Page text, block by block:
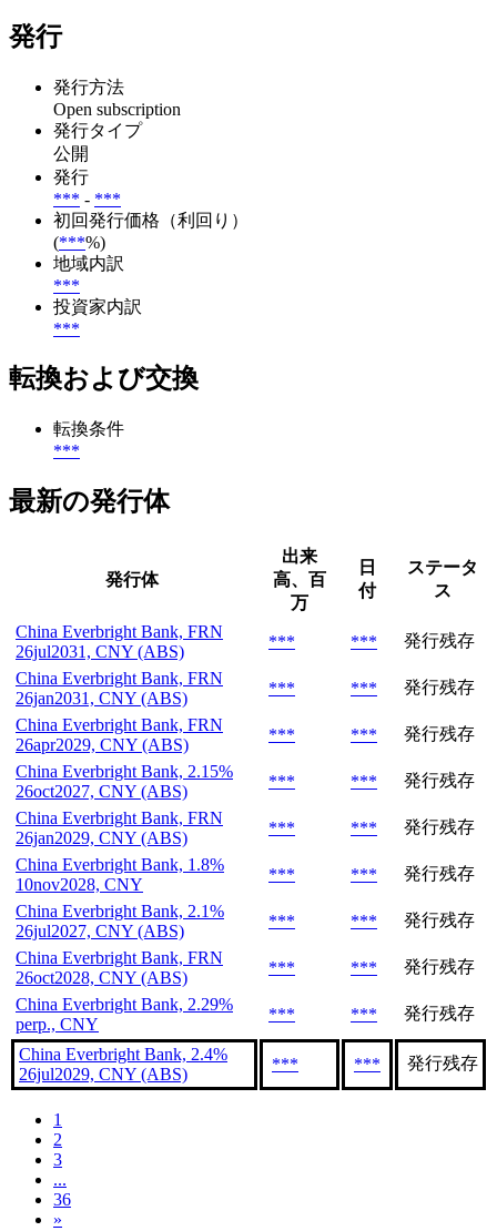
発行
発行方法
Open subscription
発行タイプ
公開
発行
*** - ***
初回発行価格（利回り）
(***%)
地域内訳
***
投資家内訳
***
転換および交換
転換条件
***
最新の発行体
発行体
出来
高、百
万
日
付
ステータ
ス
China Everbright Bank, FRN
26jul2031, CNY (ABS)
*** ***
発行残存
China Everbright Bank, FRN
26jan2031, CNY (ABS)
*** ***
発行残存
China Everbright Bank, FRN
26apr2029, CNY (ABS)
*** ***
発行残存
China Everbright Bank, 2.15%
26oct2027, CNY (ABS)
*** ***
発行残存
China Everbright Bank, FRN
26jan2029, CNY (ABS)
*** ***
発行残存
China Everbright Bank, 1.8%
10nov2028, CNY
*** ***
発行残存
China Everbright Bank, 2.1%
26jul2027, CNY (ABS)
*** ***
発行残存
China Everbright Bank, FRN
26oct2028, CNY (ABS)
*** ***
発行残存
China Everbright Bank, 2.29%
perp., CNY
*** *** 発行残存
China Everbright Bank, 2.4%
26jul2029, CNY (ABS)
*** *** 発行残存
1
2
3
...
36
»